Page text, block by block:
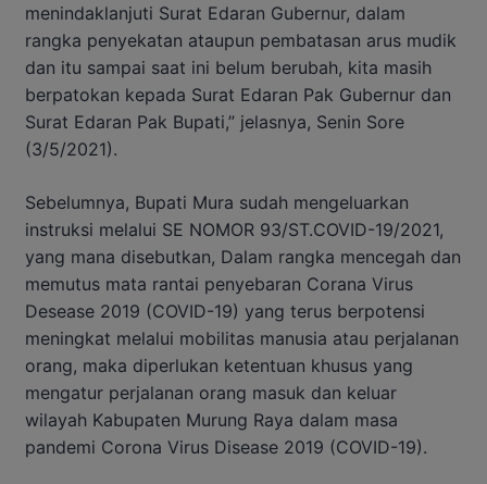
menindaklanjuti Surat Edaran Gubernur, dalam
rangka penyekatan ataupun pembatasan arus mudik
dan itu sampai saat ini belum berubah, kita masih
berpatokan kepada Surat Edaran Pak Gubernur dan
Surat Edaran Pak Bupati,” jelasnya, Senin Sore
(3/5/2021).
Sebelumnya, Bupati Mura sudah mengeluarkan
instruksi melalui SE NOMOR 93/ST.COVID-19/2021,
yang mana disebutkan, Dalam rangka mencegah dan
memutus mata rantai penyebaran Corana Virus
Desease 2019 (COVID-19) yang terus berpotensi
meningkat melalui mobilitas manusia atau perjalanan
orang, maka diperlukan ketentuan khusus yang
mengatur perjalanan orang masuk dan keluar
wilayah Kabupaten Murung Raya dalam masa
pandemi Corona Virus Disease 2019 (COVID-19).